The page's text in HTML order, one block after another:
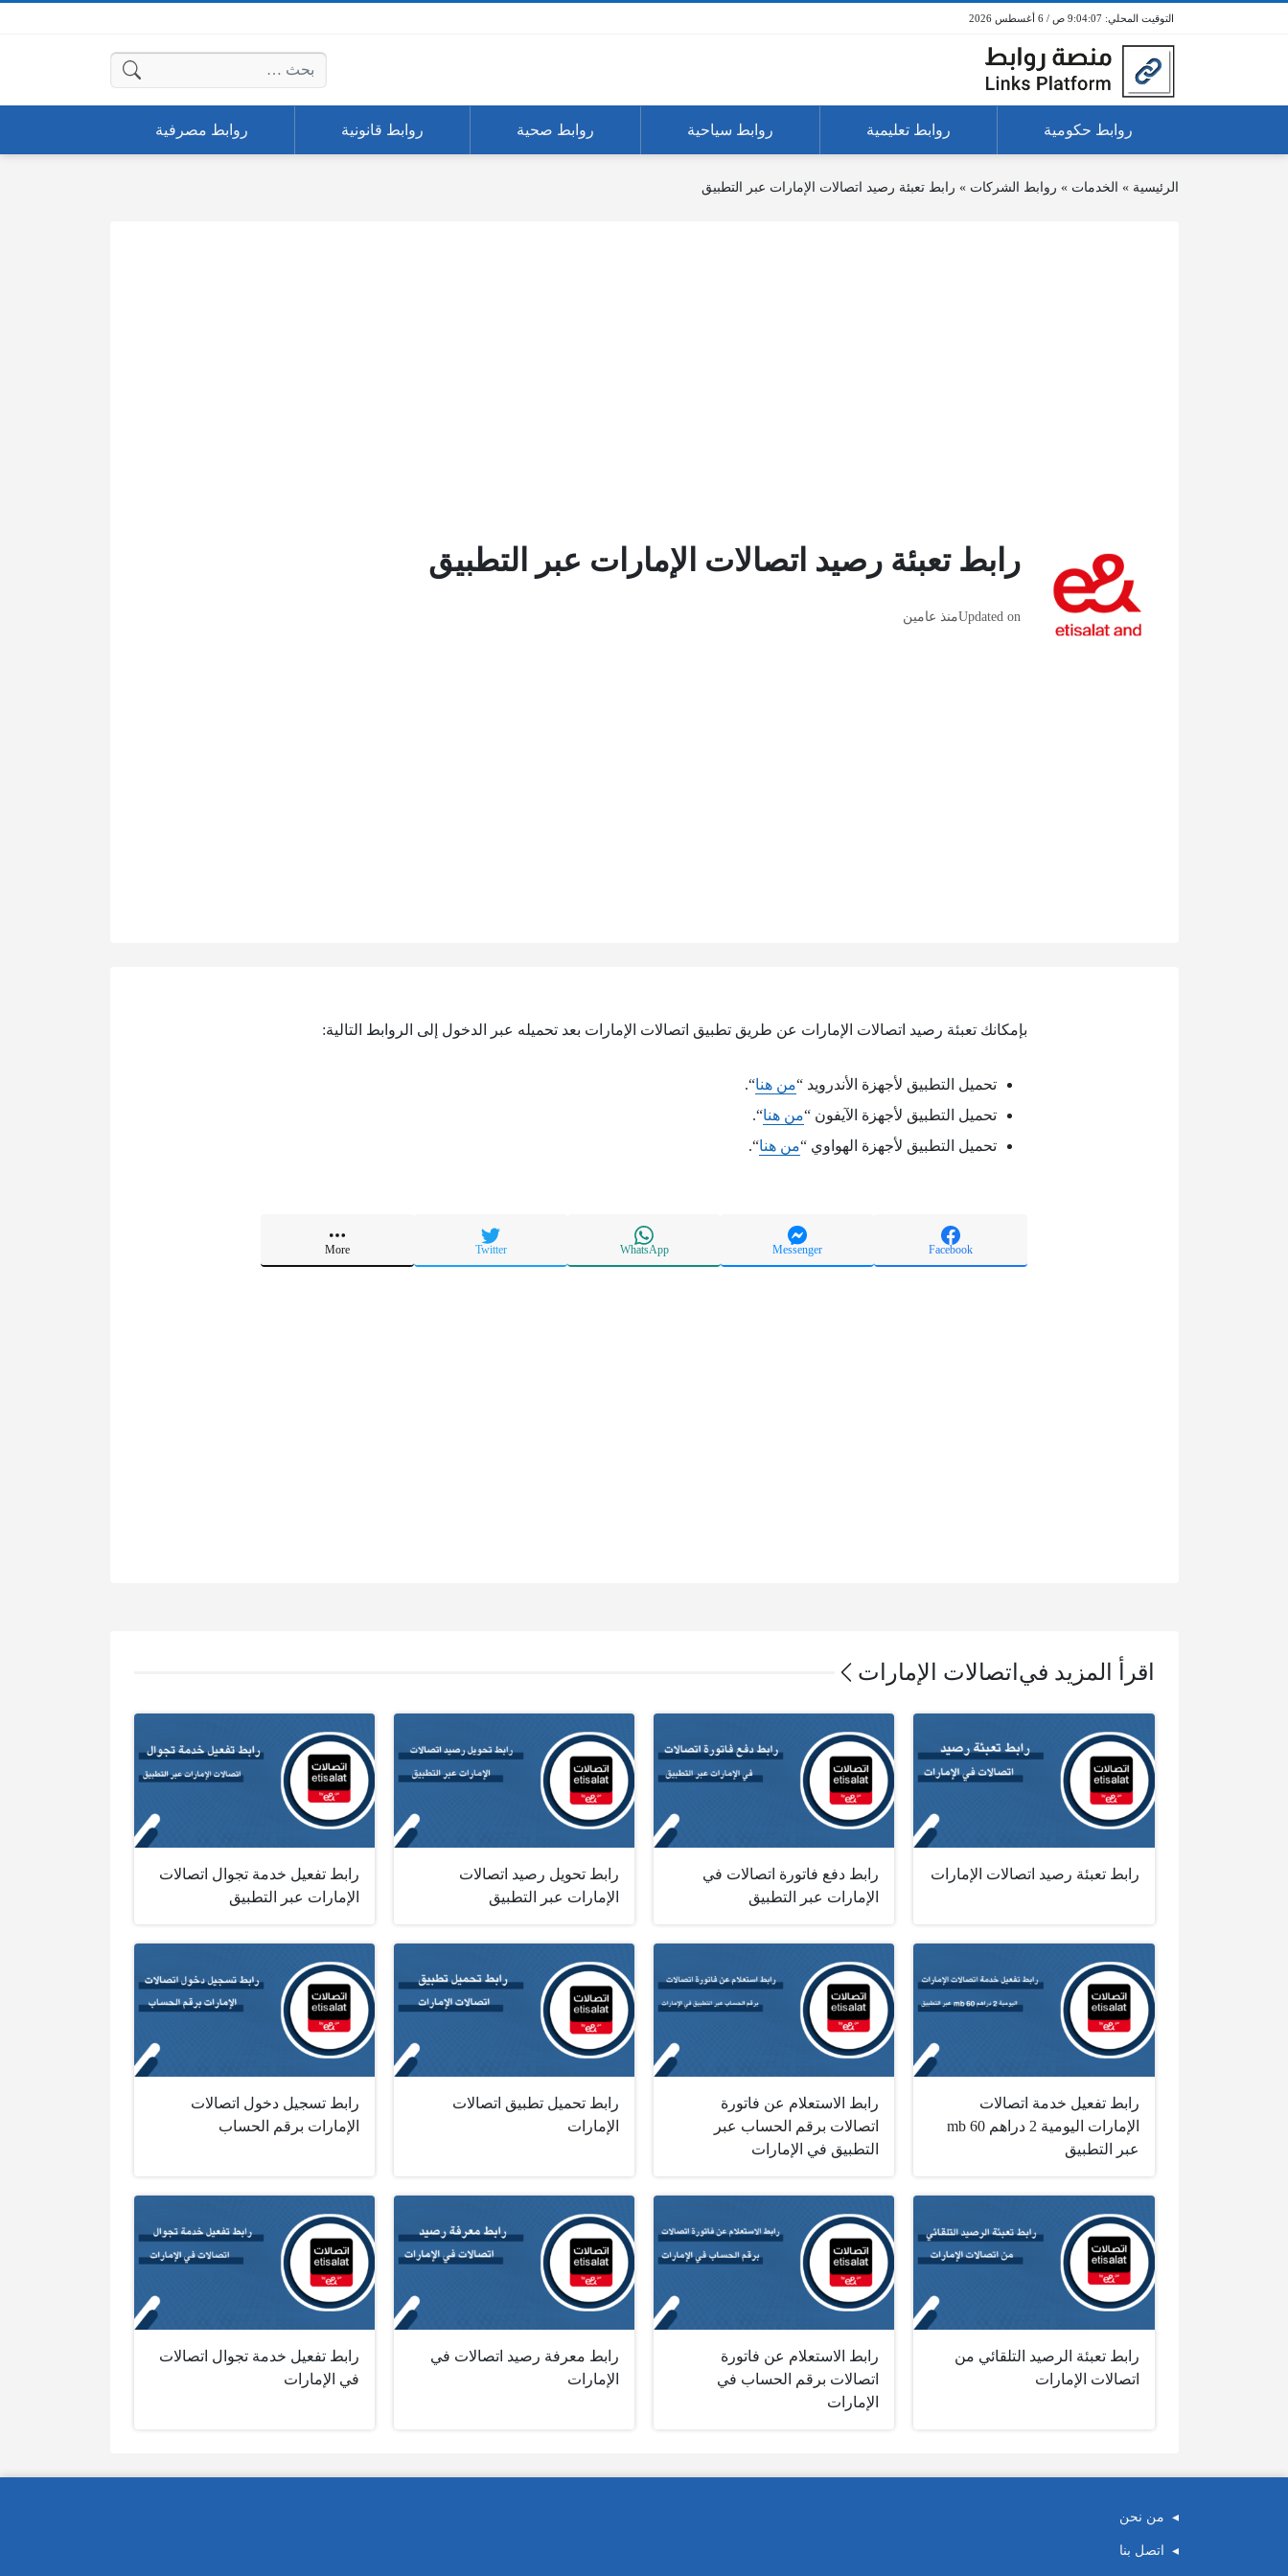
9:04:07 ص / 6 أغسطس 2026
البحث عن:
روابط حكومية روابط تعليمية روابط سياحية روابط صحية روابط قانونية روابط مصرفية
الرئيسية » الخدمات » روابط الشركات » رابط تعبئة رصيد اتصالات الإمارات عبر التطبيق
رابط تعبئة رصيد اتصالات الإمارات عبر التطبيق
Updated onمنذ عامين
بإمكانك تعبئة رصيد اتصالات الإمارات عن طريق تطبيق اتصالات الإمارات بعد تحميله عبر الدخول إلى الروابط التالية:
تحميل التطبيق لأجهزة الأندرويد “من هنا“.
تحميل التطبيق لأجهزة الآيفون “من هنا“.
تحميل التطبيق لأجهزة الهواوي “من هنا“.
Facebook
Messenger
WhatsApp
Twitter
More
اقرأ المزيد في اتصالات الإمارات
رابط تعبئة رصيد اتصالات الإمارات
رابط دفع فاتورة اتصالات في
الإمارات عبر التطبيق
رابط تحويل رصيد اتصالات
الإمارات عبر التطبيق
رابط تفعيل خدمة تجوال اتصالات
الإمارات عبر التطبيق
رابط تفعيل خدمة اتصالات
الإمارات اليومية 2 دراهم 60 mb
عبر التطبيق
رابط الاستعلام عن فاتورة
اتصالات برقم الحساب عبر
التطبيق في الإمارات
رابط تحميل تطبيق اتصالات
الإمارات
رابط تسجيل دخول اتصالات
الإمارات برقم الحساب
رابط تعبئة الرصيد التلقائي من
اتصالات الإمارات
رابط الاستعلام عن فاتورة
اتصالات برقم الحساب في
الإمارات
رابط معرفة رصيد اتصالات في
الإمارات
رابط تفعيل خدمة تجوال اتصالات
في الإمارات
من نحن
اتصل بنا